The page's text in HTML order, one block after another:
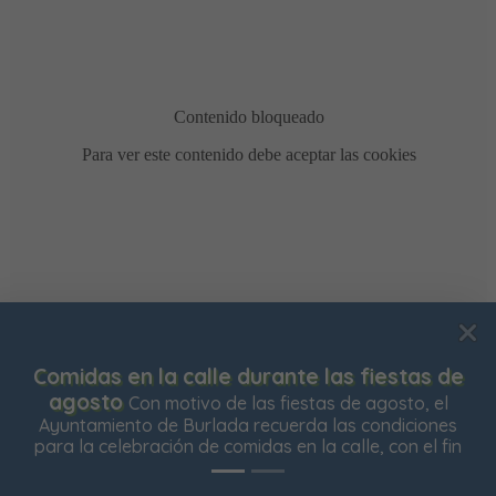
Comidas en la calle durante las fiestas de
agosto Con motivo de las fiestas de agosto, el
Ayuntamiento de Burlada recuerda las condiciones
para la celebración de comidas en la calle, con el fin
Usamos cookies para mejorar su experiencia de
navegación en nuestra web, para mostrarle contenidos
personalizados y analizar el tráfico de nuestra web.
Aceptar todas
Configurar